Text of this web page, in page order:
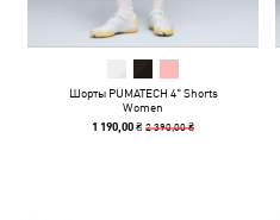
Шорты PUMATECH 4" Shorts
Women
1 190,00 ₴2 390,00 ₴